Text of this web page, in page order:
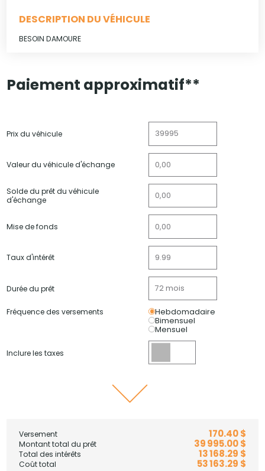
DESCRIPTION DU VÉHICULE
BESOIN DAMOURE
Paiement approximatif**
Prix du véhicule
Valeur du véhicule d'échange
Solde du prêt du véhicule
d'échange
Mise de fonds
Taux d'intérêt
Durée du prêt
Fréquence des versements
Hebdomadaire
Bimensuel
Mensuel
Inclure les taxes
Versement 170.40 $
Montant total du prêt 39 995.00 $
Total des intérêts 13 168.29 $
Coût total 53 163.29 $